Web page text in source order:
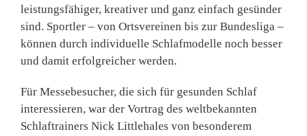
leistungsfähiger, kreativer und ganz einfach gesünder
sind. Sportler – von Ortsvereinen bis zur Bundesliga –
können durch individuelle Schlafmodelle noch besser
und damit erfolgreicher werden.
Für Messebesucher, die sich für gesunden Schlaf
interessieren, war der Vortrag des weltbekannten
Schlaftrainers Nick Littlehales von besonderem